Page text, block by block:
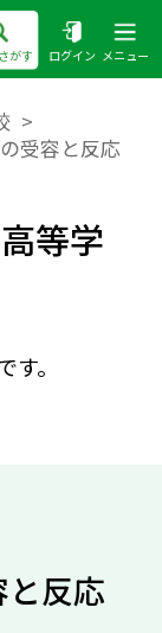
がす ログイン メニュー
受容と反応
等学
。
反応